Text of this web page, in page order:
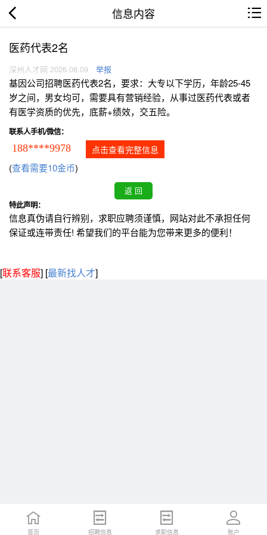
信息内容
医药代表2名
深州人才网 2026.08.09 举报
基因公司招聘医药代表2名，要求：大专以下学历，年龄25-45
岁之间，男女均可，需要具有营销经验，从事过医药代表或者
有医学资质的优先，底薪+绩效，交五险。
联系人手机/微信：
188****9978 点击查看完整信息
(查看需要10金币)
特此声明：
信息真伪请自行辨别，求职应聘须谨慎，网站对此不承担任何
保证或连带责任! 希望我们的平台能为您带来更多的便利！
[联系客服] [最新找人才]
首页 招聘信息 求职信息 账户